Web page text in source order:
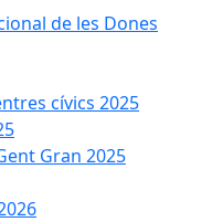
de les Dones
cívics 2025
Gran 2025